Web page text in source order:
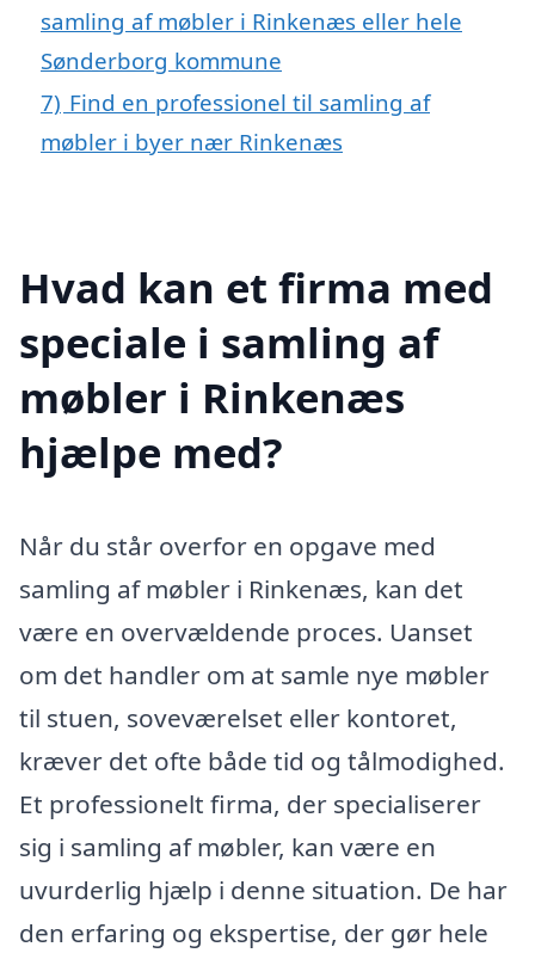
samling af møbler i Rinkenæs eller hele
Sønderborg kommune
7) Find en professionel til samling af
møbler i byer nær Rinkenæs
Hvad kan et firma med
speciale i samling af
møbler i Rinkenæs
hjælpe med?
Når du står overfor en opgave med
samling af møbler i Rinkenæs, kan det
være en overvældende proces. Uanset
om det handler om at samle nye møbler
til stuen, soveværelset eller kontoret,
kræver det ofte både tid og tålmodighed.
Et professionelt firma, der specialiserer
sig i samling af møbler, kan være en
uvurderlig hjælp i denne situation. De har
den erfaring og ekspertise, der gør hele